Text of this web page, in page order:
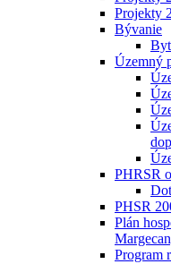
Projekty
Bývanie
Územný
PHRSR
PHSR
Plán
Program